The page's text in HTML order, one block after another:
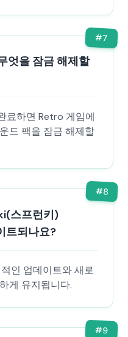
#7
엇을 잠금 해제할
료하면 Retro 게임에
드 팩을 잠금 해제할
#8
스프런키)
트되나요?
인 업데이트와 새로
게 유지됩니다.
#9